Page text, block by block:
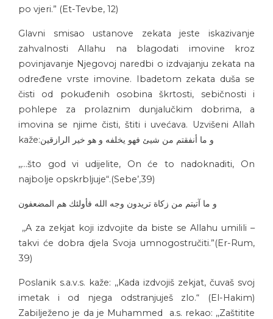
po vjeri.” (Et-Tevbe, 12)
Glavni smisao ustanove zekata jeste iskazivanje
zahvalnosti Allahu na blagodati imovine kroz
povinjavanje Njegovoj naredbi o izdvajanju zekata na
određene vrste imovine. Ibadetom zekata duša se
čisti od pokuđenih osobina škrtosti, sebičnosti i
pohlepe za prolaznim dunjalučkim dobrima, a
imovina se njime čisti, štiti i uvećava. Uzvišeni Allah
kaže:و ما أنفقتم من شيئ فهو يخلفه و هو خير الرازقين
,,…što god vi udijelite, On će to nadoknaditi, On
najbolje opskrbljuje“.(Sebe’,39)
و ما آتيتم من زكاة تريدون وجه الله فأولئك هم المضعفون
,,A za zekjat koji izdvojite da biste se Allahu umilili –
takvi će dobra djela Svoja umnogostručiti.”(Er-Rum,
39)
Poslanik s.a.v.s. kaže: ,,Kada izdvojiš zekjat, čuvaš svoj
imetak i od njega odstranjuješ zlo.“ (El-Hakim)
Zabilježeno je da je Muhammed a.s. rekao: ,,Zaštitite